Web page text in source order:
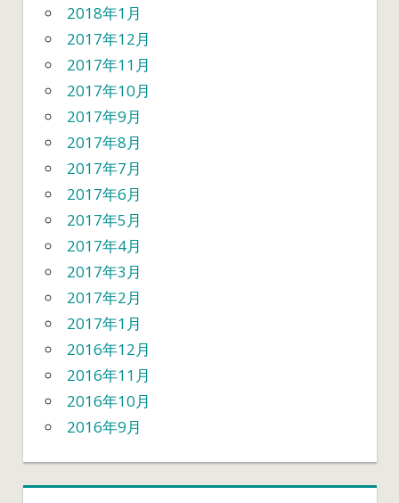
2018年1月
2017年12月
2017年11月
2017年10月
2017年9月
2017年8月
2017年7月
2017年6月
2017年5月
2017年4月
2017年3月
2017年2月
2017年1月
2016年12月
2016年11月
2016年10月
2016年9月